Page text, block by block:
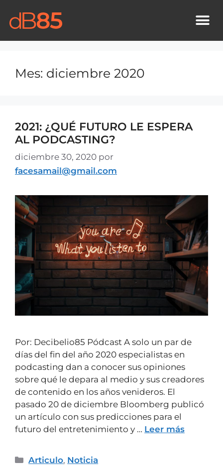
Mes: diciembre 2020
2021: ¿QUÉ FUTURO LE ESPERA
AL PODCASTING?
diciembre 30, 2020 por
facesamail@gmail.com
Por: Decibelio85 Pódcast A solo un par de
días del fin del año 2020 especialistas en
podcasting dan a conocer sus opiniones
sobre qué le depara al medio y sus creadores
de contenido en los años venideros. El
pasado 20 de diciembre Bloomberg publicó
un artículo con sus predicciones para el
futuro del entretenimiento y … Leer más
Articulo, Noticia